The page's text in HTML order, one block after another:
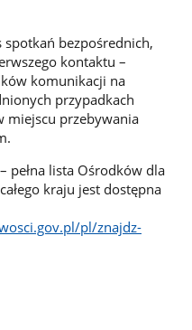
spotkań bezpośrednich,
kontaktu –
komunikacji na
przypadkach
miejscu przebywania
– pełna lista Ośrodków dla
kraju jest dostępna
pl/znajdz-